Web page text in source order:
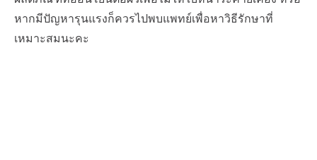
หากมีปัญหารุนแรงก็ควรไปพบแพทย์เพื่อหาวิธีรักษาที่
เหมาะสมนะคะ